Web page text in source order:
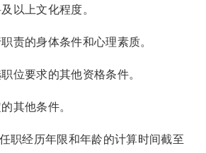
上文化程度。
的身体条件和心理素质。
要求的其他资格条件。
他条件。
经历年限和年龄的计算时间截至